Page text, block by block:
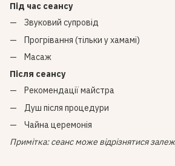
Під час сеансу
Звуковий супровід
Прогрівання (тільки у хамамі)
Масаж
Після сеансу
Рекомендації майстра
Душ після процедури
Чайна церемонія
Примітка: сеанс може відрізнятися